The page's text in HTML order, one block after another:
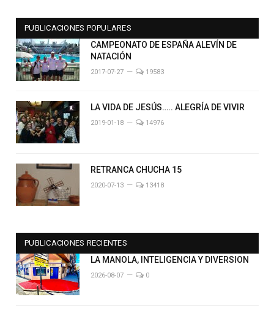
PUBLICACIONES POPULARES
CAMPEONATO DE ESPAÑA ALEVÍN DE
NATACIÓN
2017-07-27 19583
LA VIDA DE JESÚS….. ALEGRÍA DE VIVIR
2019-01-18 14976
RETRANCA CHUCHA 15
2020-07-13 13418
PUBLICACIONES RECIENTES
LA MANOLA, INTELIGENCIA Y DIVERSION
2026-08-07 0